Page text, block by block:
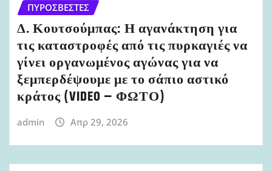
ΠΥΡΟΣΒΈΣΤΕΣ
Δ. Κουτσούμπας: Η αγανάκτηση για
τις καταστροφές από τις πυρκαγιές να
γίνει οργανωμένος αγώνας για να
ξεμπερδέψουμε με το σάπιο αστικό
κράτος (VIDEO – ΦΩΤΟ)
admin Απρ 29, 2026